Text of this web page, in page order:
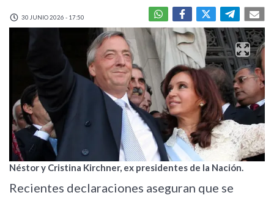
30 JUNIO 2026 - 17:50
Néstor y Cristina Kirchner, ex presidentes de la Nación.
Recientes declaraciones aseguran que se